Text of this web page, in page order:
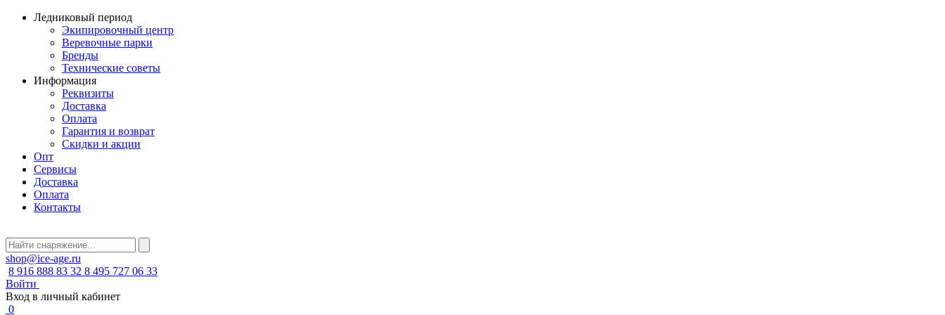
Ледниковый период
Экипировочный центр
Веревочные парки
Бренды
Технические советы
Информация
Реквизиты
Доставка
Оплата
Гарантия и возврат
Скидки и акции
Опт
Сервисы
Доставка
Оплата
Контакты
shop@ice-age.ru
8 916 888 83 32 8 495 727 06 33
Войти
Вход в личный кабинет
0